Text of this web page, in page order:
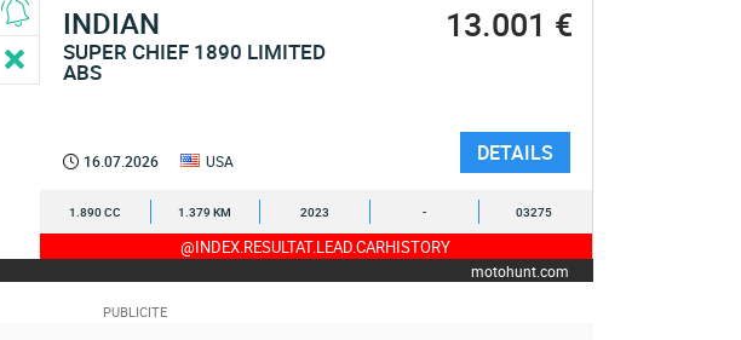
INDIAN
SUPER CHIEF 1890 LIMITED
ABS
13.001 €
16.07.2026 USA DETAILS
1.890 CC 1.379 KM 2023 - 03275
@INDEX.RESULTAT.LEAD.CARHISTORY
motohunt.com